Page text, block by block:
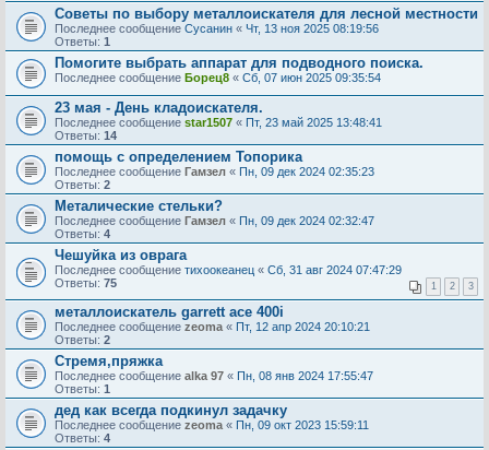
Советы по выбору металлоискателя для лесной местности
Последнее сообщение Сусанин « Чт, 13 ноя 2025 08:19:56
Ответы: 1
Помогите выбрать аппарат для подводного поиска.
Последнее сообщение Борец8 « Сб, 07 июн 2025 09:35:54
23 мая - День кладоискателя.
Последнее сообщение star1507 « Пт, 23 май 2025 13:48:41
Ответы: 14
помощь с определением Топорика
Последнее сообщение Гамзел « Пн, 09 дек 2024 02:35:23
Ответы: 2
Металические стельки?
Последнее сообщение Гамзел « Пн, 09 дек 2024 02:32:47
Ответы: 4
Чешуйка из оврага
Последнее сообщение тихоокеанец « Сб, 31 авг 2024 07:47:29
Ответы: 75 1 2 3
металлоискатель garrett ace 400i
Последнее сообщение zeoma « Пт, 12 апр 2024 20:10:21
Ответы: 2
Стремя,пряжка
Последнее сообщение alka 97 « Пн, 08 янв 2024 17:55:47
Ответы: 1
дед как всегда подкинул задачку
Последнее сообщение zeoma « Пн, 09 окт 2023 15:59:11
Ответы: 4